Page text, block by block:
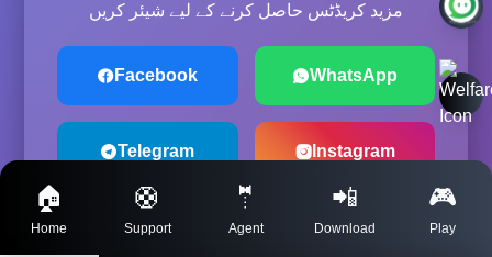
مزید کریڈٹس حاصل کرنے کے لیے شیئر کریں
Facebook WhatsApp
Telegram Instagram
🏠
Home
🛟
Support
🤵
Agent
📲
Download
🎮
Play